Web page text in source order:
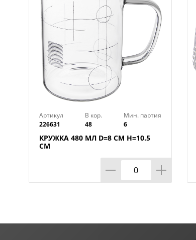
Артикул
226631
В кор.
48
Мин. партия
6
КРУЖКА 480 МЛ D=8 СМ H=10.5
СМ